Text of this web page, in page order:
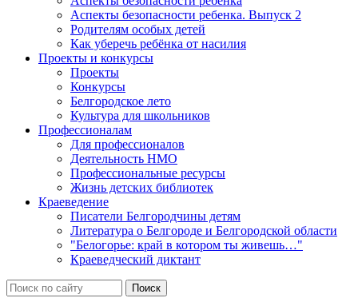
Аспекты безопасности ребенка. Выпуск 2
Родителям особых детей
Как уберечь ребёнка от насилия
Проекты и конкурсы
Проекты
Конкурсы
Белгородское лето
Культура для школьников
Профессионалам
Для профессионалов
Деятельность НМО
Профессиональные ресурсы
Жизнь детских библиотек
Краеведение
Писатели Белгородчины детям
Литература о Белгороде и Белгородской области
"Белогорье: край в котором ты живешь…"
Краеведческий диктант